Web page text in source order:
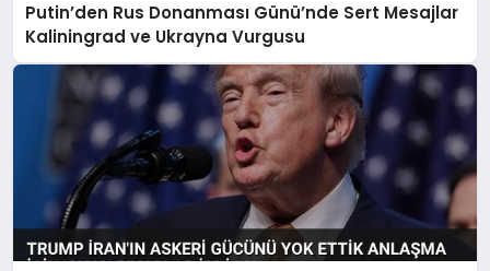
Putin’den Rus Donanması Günü’nde Sert Mesajlar
Kaliningrad ve Ukrayna Vurgusu